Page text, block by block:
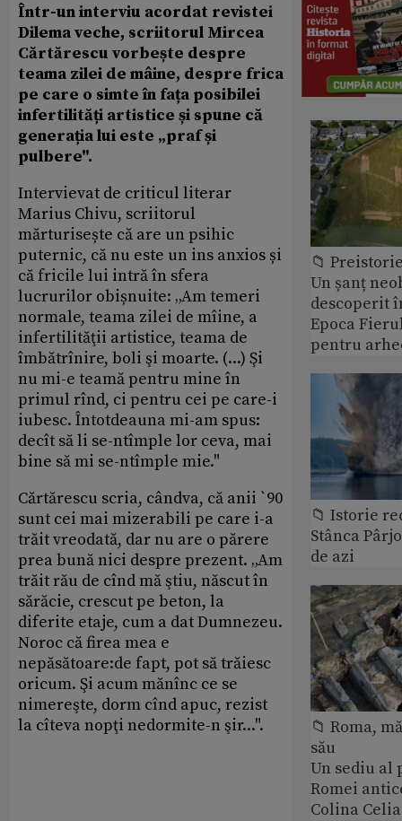
Într-un interviu acordat revistei
Dilema veche, scriitorul Mircea
Cărtărescu vorbește despre
teama zilei de mâine, despre frica
pe care o simte în fața posibilei
infertilități artistice și spune că
generația lui este „praf și
pulbere".
Intervievat de criticul literar
Marius Chivu, scriitorul
mărturisește că are un psihic
puternic, că nu este un ins anxios și
că fricile lui intră în sfera
lucrurilor obișnuite: „Am temeri
normale, teama zilei de mîine, a
infertilităţii artistice, teama de
îmbătrînire, boli şi moarte. (...) Şi
nu mi-e teamă pentru mine în
primul rînd, ci pentru cei pe care-i
iubesc. Întotdeauna mi-am spus:
decît să li se-ntîmple lor ceva, mai
bine să mi se-ntîmple mie."
Cărtărescu scria, cândva, că anii `90
sunt cei mai mizerabili pe care i-a
trăit vreodată, dar nu are o părere
prea bună nici despre prezent. „Am
trăit rău de cînd mă ştiu, născut în
sărăcie, crescut pe beton, la
diferite etaje, cum a dat Dumnezeu.
Noroc că firea mea e
nepăsătoare:de fapt, pot să trăiesc
oricum. Şi acum mănînc ce se
nimereşte, dorm cînd apuc, rezist
la cîteva nopţi nedormite-n şir...".
📁
Un șanț
descoperit
Epoca
pentru
📁 Istorie
Stânca
de azi
📁 Roma,
său
Un sediu
Romei
Colina